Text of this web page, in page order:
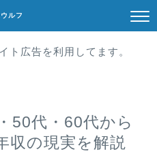
ルフ
ト広告を利用してます。
50代・60代から
収の現実を解説